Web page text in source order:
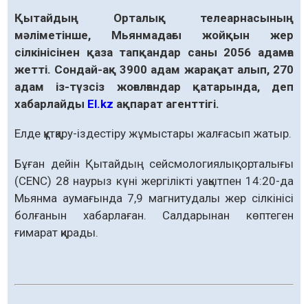
Қытайдың Орталық телеарнасының
мәліметінше, Мьянмадағы жойқын жер
сілкінісінен қаза тапқандар саны 2056 адамға
жетті. Сондай-ақ 3900 адам жарақат алып, 270
адам із-түзсіз жоғалғандар қатарында, деп
хабарлайды El.kz ақпарат агенттігі.
Елде құтқару-іздестіру жұмыстары жалғасып жатыр.
Бұған дейін Қытайдың сейсмологиялық орталығы
(CENC) 28 наурыз күні жергілікті уақытпен 14:20-да
Мьянма аумағында 7,9 магнитудалы жер сілкінісі
болғанын хабарлаған. Салдарынан көптеген
ғимарат қирады.